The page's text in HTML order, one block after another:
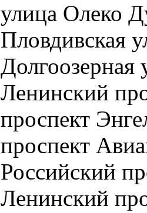
улица Олеко
Пловдивская
Долгоозерная
Ленинский
проспект
проспект
Российский
Ленинский